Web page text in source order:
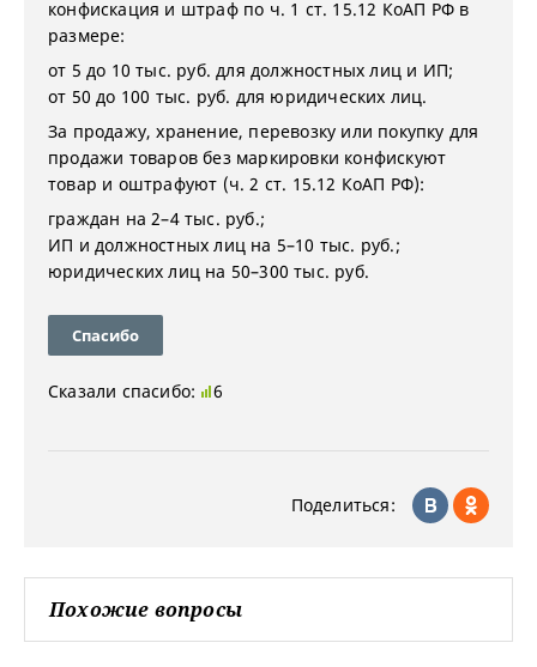
конфискация и штраф по ч. 1 ст. 15.12 КоАП РФ в
размере:
от 5 до 10 тыс. руб. для должностных лиц и ИП;
от 50 до 100 тыс. руб. для юридических лиц.
За продажу, хранение, перевозку или покупку для
продажи товаров без маркировки конфискуют
товар и оштрафуют (ч. 2 ст. 15.12 КоАП РФ):
граждан на 2–4 тыс. руб.;
ИП и должностных лиц на 5–10 тыс. руб.;
юридических лиц на 50–300 тыс. руб.
Спасибо
Сказали спасибо: 6
Поделиться:
Похожие вопросы